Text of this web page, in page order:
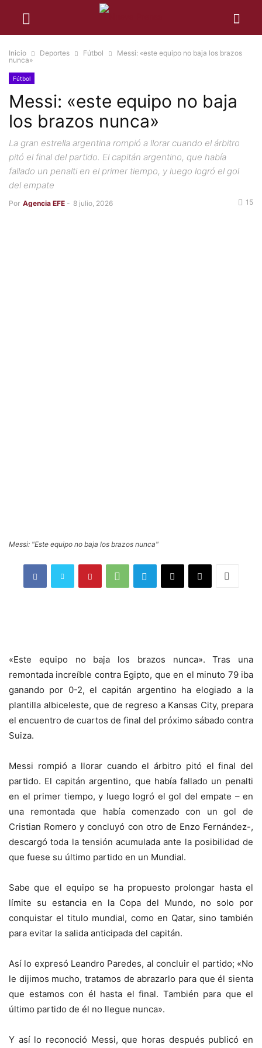
Inicio Deportes Fútbol
Messi: «este equipo no baja los brazos
nunca»
Fútbol
Messi: «este equipo no baja
los brazos nunca»
La gran estrella argentina rompió a llorar cuando el árbitro
pitó el final del partido. El capitán argentino, que había
fallado un penalti en el primer tiempo, y luego logró el gol
del empate
Por Agencia EFE - 8 julio, 2026 15
Messi: "Este equipo no baja los brazos nunca"
«Este equipo no baja los brazos nunca». Tras una
remontada increíble contra Egipto, que en el minuto 79 iba
ganando por 0-2, el capitán argentino ha elogiado a la
plantilla albiceleste, que de regreso a Kansas City, prepara
el encuentro de cuartos de final del próximo sábado contra
Suiza.
Messi rompió a llorar cuando el árbitro pitó el final del
partido. El capitán argentino, que había fallado un penalti
en el primer tiempo, y luego logró el gol del empate – en
una remontada que había comenzado con un gol de
Cristian Romero y concluyó con otro de Enzo Fernández-,
descargó toda la tensión acumulada ante la posibilidad de
que fuese su último partido en un Mundial.
Sabe que el equipo se ha propuesto prolongar hasta el
límite su estancia en la Copa del Mundo, no solo por
conquistar el titulo mundial, como en Qatar, sino también
para evitar la salida anticipada del capitán.
Así lo expresó Leandro Paredes, al concluir el partido; «No
le dijimos mucho, tratamos de abrazarlo para que él sienta
que estamos con él hasta el final. También para que el
último partido de él no llegue nunca».
Y así lo reconoció Messi, que horas después publicó en